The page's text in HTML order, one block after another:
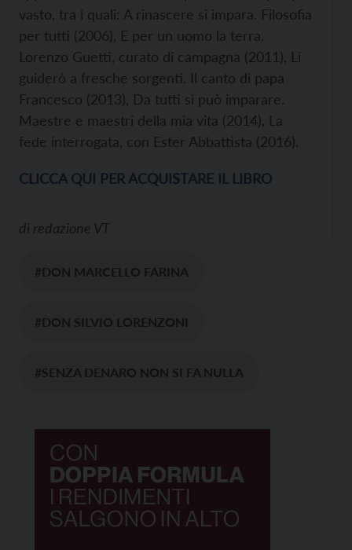
vasto, tra i quali: A rinascere si impara. Filosofia
per tutti (2006), E per un uomo la terra.
Lorenzo Guetti, curato di campagna (2011), Li
guiderò a fresche sorgenti. Il canto di papa
Francesco (2013), Da tutti si può imparare.
Maestre e maestri della mia vita (2014), La
fede interrogata, con Ester Abbattista (2016).
CLICCA QUI PER ACQUISTARE IL LIBRO
di redazione VT
#DON MARCELLO FARINA
#DON SILVIO LORENZONI
#SENZA DENARO NON SI FA NULLA